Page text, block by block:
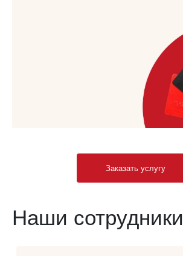
Заказать услугу
Наши сотрудники